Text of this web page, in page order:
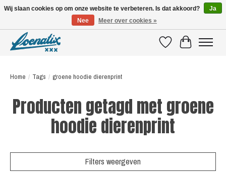
VerlanglijstWinkelwagen
Home / Tags / groene hoodie dierenprint
Producten getagd met groene
hoodie dierenprint
Filters weergeven
Wij slaan cookies op om onze website te verbeteren. Is dat akkoord?
Ja
Nee
Meer over cookies »